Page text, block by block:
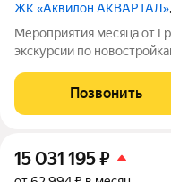
ЖК «Аквилон АКВАРТАЛ»
Мероприятия месяца от
экскурсии по
ПСК: 18,32-21,9%. Ставка
Ставка 4%! Доп.СКИДКА
Позвонить
15 031 195₽